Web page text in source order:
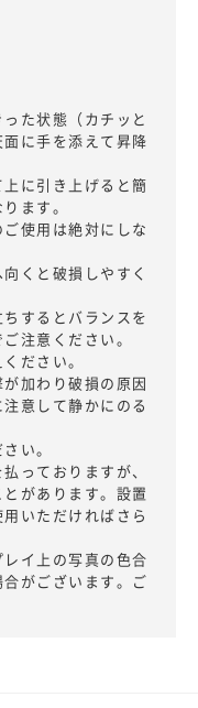
た状態（カチッと
に手を添えて昇降
上に引き上げると簡
ます。
使用は絶対にしな
くと破損しやすく
するとバランスを
注意ください。
ださい。
加わり破損の原因
意して静かにのる
い。
っておりますが、
があります。設置
いただければさら
レイ上の写真の色合
がございます。ご